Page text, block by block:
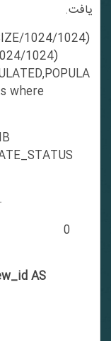
یافت.
1024/1024)
1024/1024)
where
AS